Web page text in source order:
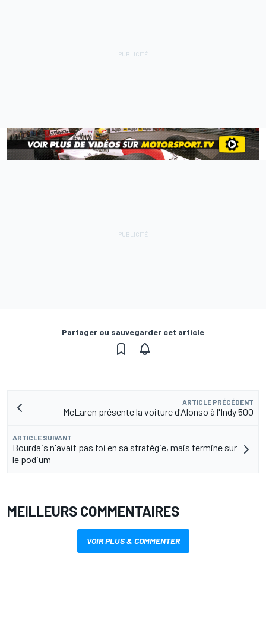
Partager ou sauvegarder cet article
ARTICLE PRÉCÉDENT
McLaren présente la voiture d'Alonso à l'Indy 500
ARTICLE SUIVANT
Bourdais n'avait pas foi en sa stratégie, mais termine sur
le podium
MEILLEURS COMMENTAIRES
VOIR PLUS & COMMENTER